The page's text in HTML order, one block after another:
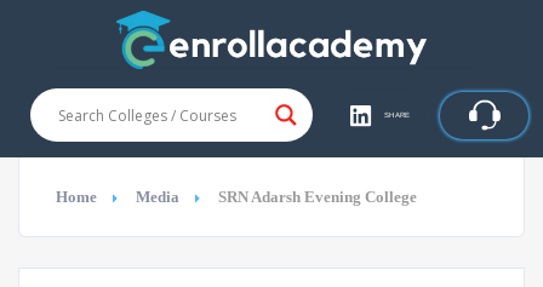
SHARE
Home Media SRN Adarsh Evening College